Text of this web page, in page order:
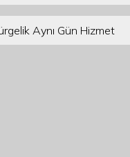
Aynı Gün Hizmet